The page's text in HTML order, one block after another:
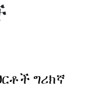
ግሪክኛ